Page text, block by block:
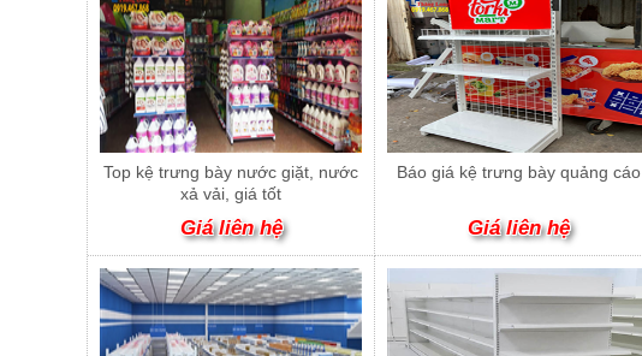
Top kệ trưng bày nước giặt, nước
xả vải, giá tốt
Giá liên hệ
Báo giá kệ trưng bày quảng cáo
Giá liên hệ